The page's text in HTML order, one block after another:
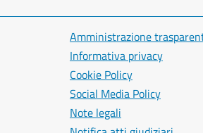
Amministrazione
Informativa privacy
Cookie Policy
Social Media Policy
Note legali